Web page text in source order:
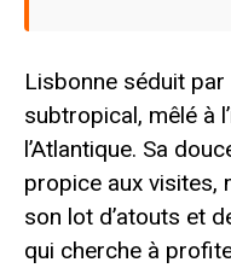
Lisbonne séduit
subtropical, mêlé à
l’Atlantique. Sa
propice aux visites,
son lot d’atouts et
qui cherche à